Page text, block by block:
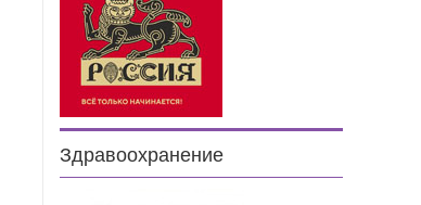
Здравоохранение